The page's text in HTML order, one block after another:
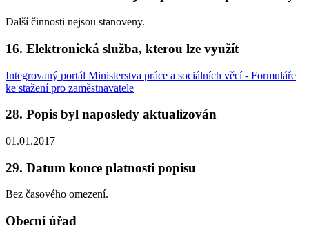
Další činnosti nejsou stanoveny.
16. Elektronická služba, kterou lze využít
Integrovaný portál Ministerstva práce a sociálních věcí - Formuláře
ke stažení pro zaměstnavatele
28. Popis byl naposledy aktualizován
01.01.2017
29. Datum konce platnosti popisu
Bez časového omezení.
Obecní úřad